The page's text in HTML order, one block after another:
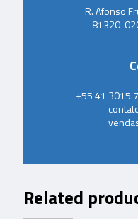
R. Afonso
81320-
+55 41
Related